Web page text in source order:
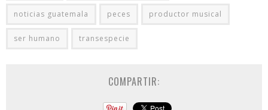
noticias guatemala peces productor musical
ser humano transespecie
COMPARTIR: